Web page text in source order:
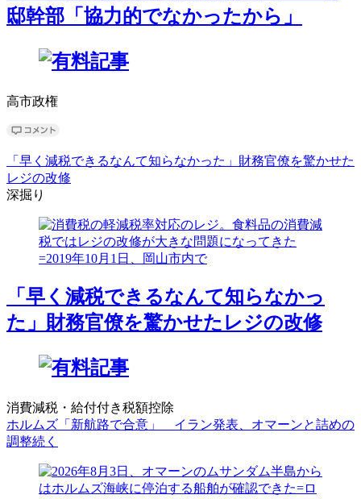
邸幹部「協力的でなかったから」
高市政権
「早く減税できるなんて知らなかった」財務官僚を驚かせた
レジの改修
深掘り
「早く減税できるなんて知らなかっ
た」財務官僚を驚かせたレジの改修
消費減税・給付付き税額控除
ホルムズ「新航路で合意」 イラン発表、オマーンと詰めの
調整続く